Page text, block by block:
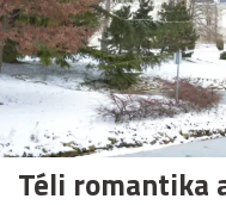
Téli romantika